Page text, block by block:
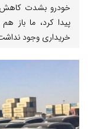
خودرو بشدت کاهش
پیدا کرد، ما باز
خریداری وجود